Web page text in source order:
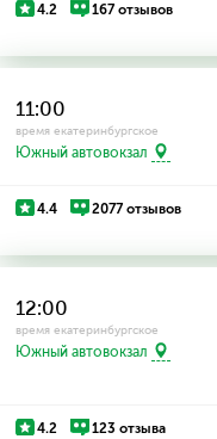
4.2 167 отзывов
11:00
время екатеринбургское
Южный автовокзал
4.4 2077 отзывов
12:00
время екатеринбургское
Южный автовокзал
4.2 123 отзыва